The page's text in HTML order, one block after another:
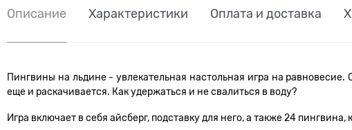
Описание Характеристики Оплата и доставка
Пингвины на льдине - увлекательная настольная игра на
еще и раскачивается. Как удержаться и не свалиться в воду?
Игра включает в себя айсберг, подставку для него, а также 24